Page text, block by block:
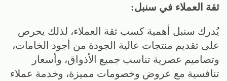
ثقة العملاء في سنبل:
يُدرك سنبل أهمية كسب ثقة العملاء، لذلك يحرص
على تقديم منتجات عالية الجودة من أجود الخامات،
وتصاميم عصرية تناسب جميع الأذواق، وأسعار
تنافسية مع عروض وخصومات مميزة، وخدمة عملاء